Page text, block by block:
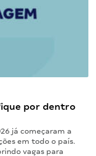
por dentro
já começaram a
em todo o país.
vagas para